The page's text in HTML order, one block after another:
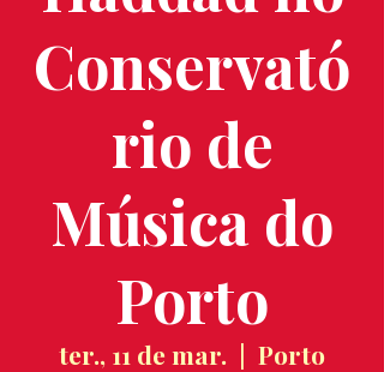
Conservató
rio de
Música do
Porto
ter., 11 de mar.
  |
Porto